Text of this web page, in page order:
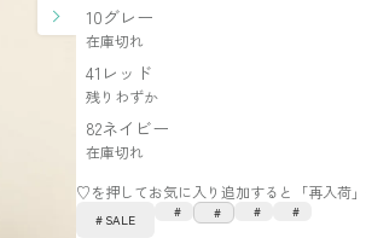
10グレー
在庫切れ
41レッド
残りわずか
82ネイビー
在庫切れ
SALE